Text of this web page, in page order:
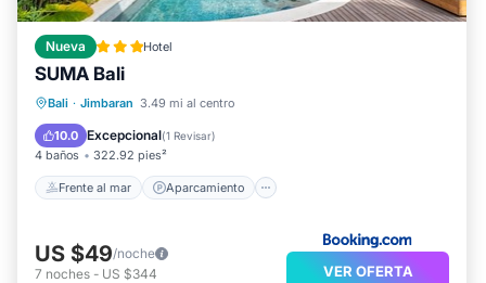
Nueva Hotel
SUMA Bali
Bali · Jimbaran 3.49 mi al centro
10.0 Excepcional(1 Revisar)
4 baños 322.92 pies²
Frente al mar Aparcamiento
Frente al mar Aparcamiento
Vista al mar
US $49/noche
7 noches - US $344 VER OFERTA